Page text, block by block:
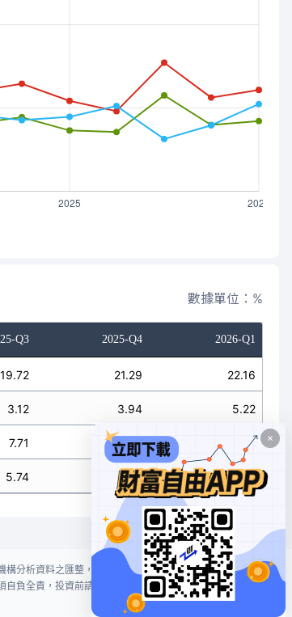
數據單位：%
Q3 2025-Q4 2026-Q1
19.72 21.29 22.16
3.12 3.94 5.22
7.71 5.61 6.07
5.74 3.96 4.20
分析資料之匯整，本網站對投資人買賣不作任何建議或暗
負全責，投資前請謹慎評估風險。